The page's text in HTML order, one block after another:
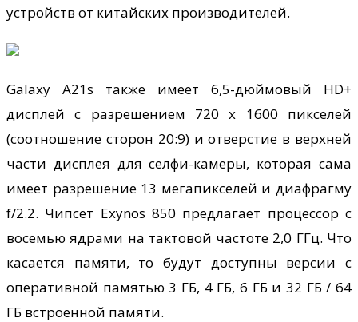
устройств от китайских производителей.
Galaxy A21s также имеет 6,5-дюймовый HD+
дисплей с разрешением 720 x 1600 пикселей
(соотношение сторон 20:9) и отверстие в верхней
части дисплея для селфи-камеры, которая сама
имеет разрешение 13 мегапикселей и диафрагму
f/2.2. Чипсет Exynos 850 предлагает процессор с
восемью ядрами на тактовой частоте 2,0 ГГц. Что
касается памяти, то будут доступны версии с
оперативной памятью 3 ГБ, 4 ГБ, 6 ГБ и 32 ГБ / 64
ГБ встроенной памяти.